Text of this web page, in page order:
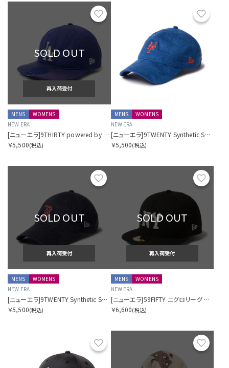
お気に入り
SOLD OUT
再入荷受付
MENS
WOMENS
NEW ERA
[ニューエラ]9THIRTY powered by GORO (min-nano) ロサンゼルス・ドジャース ダメージ/パッカブルバイザー/モンレーウォッシュ ダークロイヤル
￥5,500(税込)
MENS
WOMENS
NEW ERA
[ニューエラ]9TWENTY Synthetic Suede ニューヨーク・メッツ
￥5,500(税込)
お気に入り
SOLD OUT
再入荷受付
MENS
WOMENS
NEW ERA
[ニューエラ]9TWENTY Synthetic Suede ボストン・レッドソックス
￥5,500(税込)
SOLD OUT
再入荷受付
MENS
WOMENS
NEW ERA
[ニューエラ]59FIFTY ニグロリーグ ニューヨーク・ブラックヤンキース
￥6,600(税込)
お気に入り